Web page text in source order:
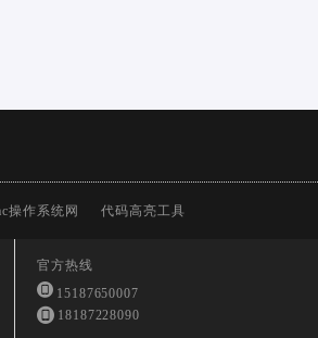
操作系统网 代码高亮工具
官方热线
15187650007
18187228090